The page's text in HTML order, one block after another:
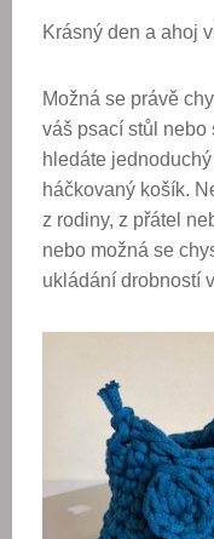
Krásný den a ahoj
Možná se právě
váš psací stůl nebo
hledáte
háčkovaný košík.
z rodiny, z přátel
nebo možná se
ukládání drobností